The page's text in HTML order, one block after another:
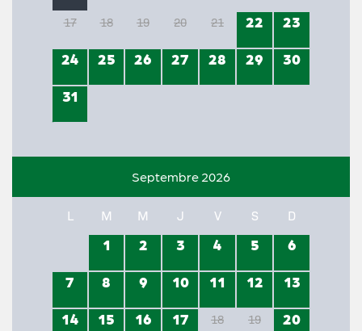
17 18 19 20 21 22
23
24
25 26 27 28 29
30
31
Septembre 2026
L M M J V S D
1 2 3 4 5
6
7
8 9 10 11 12
13
14
15 16 17 18 19
20